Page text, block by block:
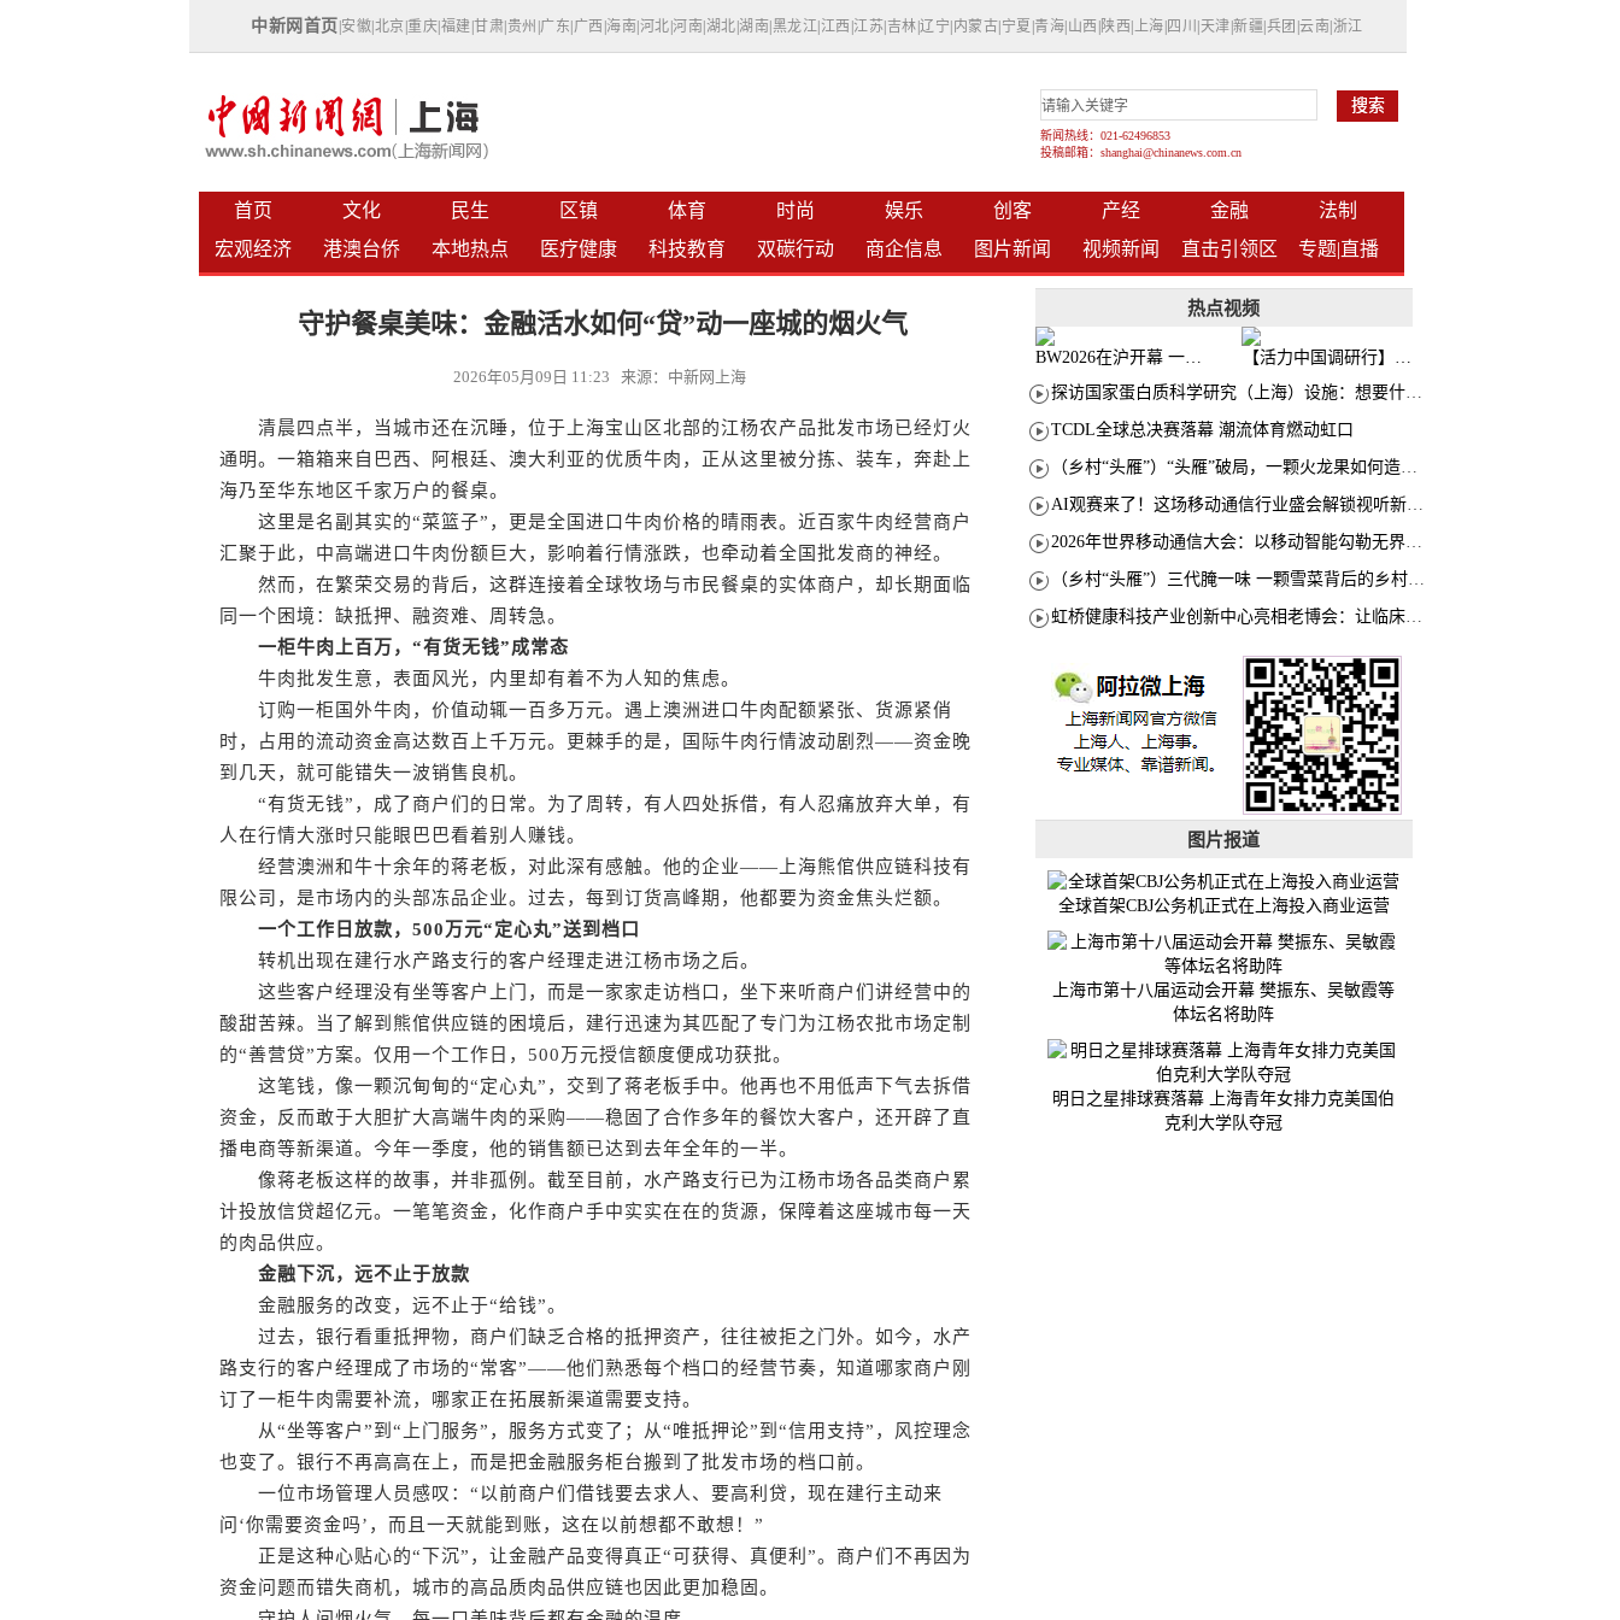
中新网首页 安徽 北京 |重庆 福建 |甘肃 贵州 广东 广西 海南 河北 |河南 湖北 |湖南 黑龙江 江西 江苏 吉林 |辽宁 内蒙古 宁夏 青海 山西 陕西 上海 四川 天津 |新疆 兵团 |云南 浙江
新闻热线：021-62496853
投稿邮箱：shanghai@chinanews.com.cn
首页 文化 民生 区镇 体育 时尚 娱乐 创客 产经 金融
法制
宏观经济
港澳台侨 本地热点 医疗健康 科技教育 双碳行动 商企信息 图片新闻 视频新闻 直击引领区 专题|直播
守护餐桌美味：金融活水如何“贷”动一座城的烟火气
2026年05月09日 11:23 来源：中新网上海
清晨四点半，当城市还在沉睡，位于上海宝山区北部的江杨农产品批发市场已经灯火
通明。一箱箱来自巴西、阿根廷、澳大利亚的优质牛肉，正从这里被分拣、装车，奔赴上
海乃至华东地区千家万户的餐桌。
这里是名副其实的“菜篮子”，更是全国进口牛肉价格的晴雨表。近百家牛肉经营商户
汇聚于此，中高端进口牛肉份额巨大，影响着行情涨跌，也牵动着全国批发商的神经。
然而，在繁荣交易的背后，这群连接着全球牧场与市民餐桌的实体商户，却长期面临
同一个困境：缺抵押、融资难、周转急。
一柜牛肉上百万，“有货无钱”成常态
牛肉批发生意，表面风光，内里却有着不为人知的焦虑。
订购一柜国外牛肉，价值动辄一百多万元。遇上澳洲进口牛肉配额紧张、货源紧俏
时，占用的流动资金高达数百上千万元。更棘手的是，国际牛肉行情波动剧烈——资金晚
到几天，就可能错失一波销售良机。
“有货无钱”，成了商户们的日常。为了周转，有人四处拆借，有人忍痛放弃大单，有
人在行情大涨时只能眼巴巴看着别人赚钱。
经营澳洲和牛十余年的蒋老板，对此深有感触。他的企业——上海熊倌供应链科技有
限公司，是市场内的头部冻品企业。过去，每到订货高峰期，他都要为资金焦头烂额。
一个工作日放款，500万元“定心丸”送到档口
转机出现在建行水产路支行的客户经理走进江杨市场之后。
这些客户经理没有坐等客户上门，而是一家家走访档口，坐下来听商户们讲经营中的
酸甜苦辣。当了解到熊倌供应链的困境后，建行迅速为其匹配了专门为江杨农批市场定制
的“善营贷”方案。仅用一个工作日，500万元授信额度便成功获批。
这笔钱，像一颗沉甸甸的“定心丸”，交到了蒋老板手中。他再也不用低声下气去拆借
资金，反而敢于大胆扩大高端牛肉的采购——稳固了合作多年的餐饮大客户，还开辟了直
播电商等新渠道。今年一季度，他的销售额已达到去年全年的一半。
像蒋老板这样的故事，并非孤例。截至目前，水产路支行已为江杨市场各品类商户累
计投放信贷超亿元。一笔笔资金，化作商户手中实实在在的货源，保障着这座城市每一天
的肉品供应。
金融下沉，远不止于放款
金融服务的改变，远不止于“给钱”。
过去，银行看重抵押物，商户们缺乏合格的抵押资产，往往被拒之门外。如今，水产
路支行的客户经理成了市场的“常客”——他们熟悉每个档口的经营节奏，知道哪家商户刚
订了一柜牛肉需要补流，哪家正在拓展新渠道需要支持。
从“坐等客户”到“上门服务”，服务方式变了；从“唯抵押论”到“信用支持”，风控理念
也变了。银行不再高高在上，而是把金融服务柜台搬到了批发市场的档口前。
一位市场管理人员感叹：“以前商户们借钱要去求人、要高利贷，现在建行主动来
问‘你需要资金吗’，而且一天就能到账，这在以前想都不敢想！”
正是这种心贴心的“下沉”，让金融产品变得真正“可获得、真便利”。商户们不再因为
资金问题而错失商机，城市的高品质肉品供应链也因此更加稳固。
热点视频
BW2026在沪开幕 一众次元品牌集中发布全新企划
【活力中国调研行】上海机器人研究院以技术标准撬动长三角智造协同
探访国家蛋白质科学研究（上海）设施：想要什么蛋白 AI直接设计合成
TCDL全球总决赛落幕 潮流体育燃动虹口
（乡村“头雁”）“头雁”破局，一颗火龙果如何造就沪上乡村特色产业化路径
AI观赛来了！这场移动通信行业盛会解锁视听新玩法
2026年世界移动通信大会：以移动智能勾勒无界普惠新愿景
（乡村“头雁”）三代腌一味 一颗雪菜背后的乡村致富经
虹桥健康科技产业创新中心亮相老博会：让临床“需求”定义银发经济新生态
图片报道
全球首架CBJ公务机正式在上海投入商业运营
上海市第十八届运动会开幕 樊振东、吴敏霞等
体坛名将助阵
明日之星排球赛落幕 上海青年女排力克美国伯
克利大学队夺冠